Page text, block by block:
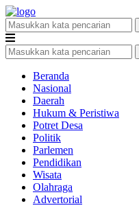
Beranda
Nasional
Daerah
Hukum & Peristiwa
Potret Desa
Politik
Parlemen
Pendidikan
Wisata
Olahraga
Advertorial